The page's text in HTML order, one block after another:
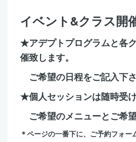
イベント&クラス開
★アデプトプログラムと各
催致します。
ご希望の日程をご記入下さ
★個人セッションは随時受け
ご希望のメニューとご希
＊ページの一番下に、ご予約フォー